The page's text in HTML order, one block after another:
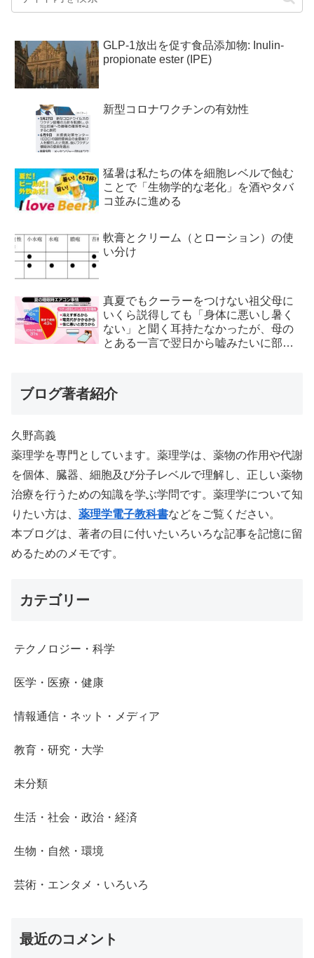
GLP-1放出を促す食品添加物: Inulin-
propionate ester (IPE)
新型コロナワクチンの有効性
猛暑は私たちの体を細胞レベルで蝕む
ことで「生物学的な老化」を酒やタバ
コ並みに進める
軟膏とクリーム（とローション）の使
い分け
真夏でもクーラーをつけない祖父母に
いくら説得しても「身体に悪いし暑く
ない」と聞く耳持たなかったが、母の
とある一言で翌日から嘘みたいに部屋
ブログ著者紹介
久野高義
薬理学を専門としています。薬理学は、薬物の作用や代謝
を個体、臓器、細胞及び分子レベルで理解し、正しい薬物
治療を行うための知識を学ぶ学問です。薬理学について知
りたい方は、 薬理学電子教科書などをご覧ください。
本ブログは、著者の目に付いたいろいろな記事を記憶に留
めるためのメモです。
カテゴリー
テクノロジー・科学
医学・医療・健康
情報通信・ネット・メディア
教育・研究・大学
未分類
生活・社会・政治・経済
生物・自然・環境
芸術・エンタメ・いろいろ
最近のコメント